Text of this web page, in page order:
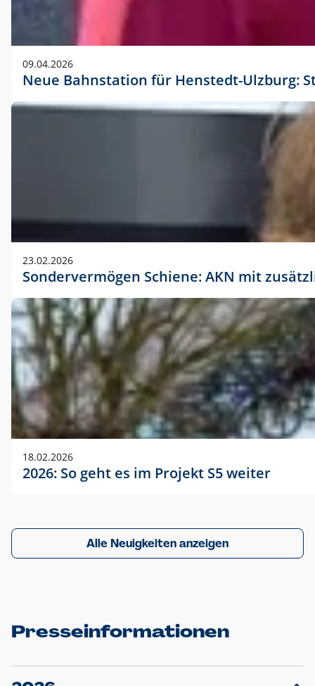
09.04.2026
Neue Bahnstation für Henstedt-Ulzburg:
23.02.2026
Sondervermögen Schiene: AKN mit
18.02.2026
2026: So geht es im Projekt S5 weiter
Alle Neuigkeiten anzeigen
Presseinformationen